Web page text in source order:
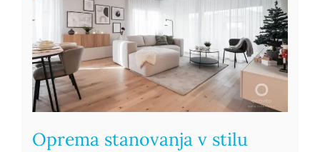
Oprema stanovanja v stilu